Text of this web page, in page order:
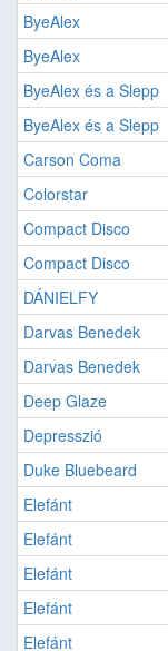
ByeAlex
ByeAlex
ByeAlex és a Slepp
ByeAlex és a Slepp
Carson Coma
Colorstar
Compact Disco
Compact Disco
DÁNIELFY
Darvas Benedek
Darvas Benedek
Deep Glaze
Depresszió
Duke Bluebeard
Elefánt
Elefánt
Elefánt
Elefánt
Elefánt